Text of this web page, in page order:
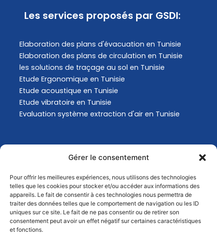
Gérer le consentement
Pour offrir les meilleures expériences, nous utilisons des technologies
telles que les cookies pour stocker et/ou accéder aux informations des
appareils. Le fait de consentir à ces technologies nous permettra de
traiter des données telles que le comportement de navigation ou les ID
uniques sur ce site. Le fait de ne pas consentir ou de retirer son
consentement peut avoir un effet négatif sur certaines caractéristiques
et fonctions.
Les services proposés par GSDI:
Elaboration des plans d'évacuation​ en Tunisie
Elaboration des plans de circulation en Tunisie
les solutions de traçage au sol en Tunisie
Etude Ergonomique en Tunisie
Etude acoustique en Tunisie
Etude vibratoire en Tunisie
Evaluation système extraction d'air en Tunisie
Actualités
Analyse Environnementale en Tunisie
Comment choisir son masque de protection
respiratoire ?
Comment choisir son masque de protection
respiratoire ?